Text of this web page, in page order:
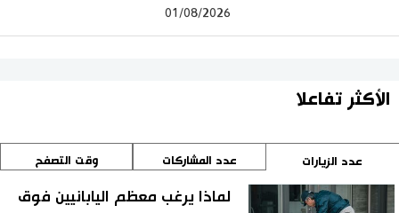
01/08/2026
الأكثر تفاعلا
عدد الزيارات عدد المشاركات وقت التصفح
لماذا يرغب معظم اليابانيين فوق